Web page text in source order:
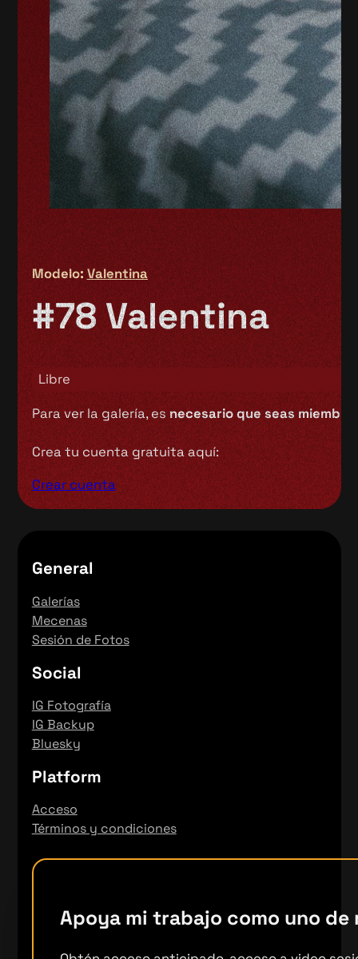
Modelo: Valentina
#78 Valentina
Libre
Para ver la galería, esnecesario que seas
Crea tu cuenta gratuita aquí:
Crear cuenta
General
Galerías
Mecenas
Sesión de Fotos
Social
IG Fotografía
IG Backup
Bluesky
Platform
Acceso
Términos y condiciones
Apoya mi trabajo como uno de